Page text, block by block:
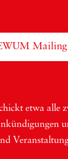
etwa alle